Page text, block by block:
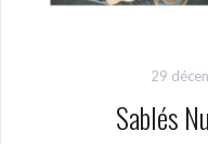
29
Sablés